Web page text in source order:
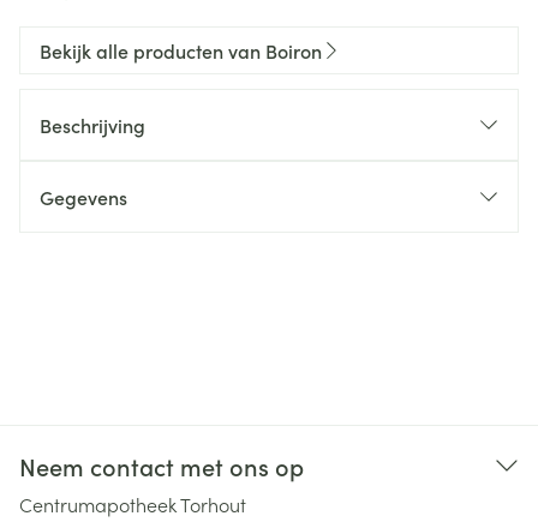
Bekijk alle producten van Boiron
Beschrijving
Gegevens
Neem contact met ons op
Centrumapotheek Torhout